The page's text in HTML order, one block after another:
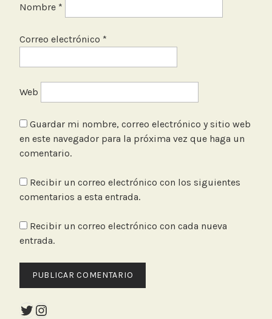
Nombre *
Correo electrónico *
Web
Guardar mi nombre, correo electrónico y sitio web
en este navegador para la próxima vez que haga un
comentario.
Recibir un correo electrónico con los siguientes
comentarios a esta entrada.
Recibir un correo electrónico con cada nueva
entrada.
Twitter
Instagram